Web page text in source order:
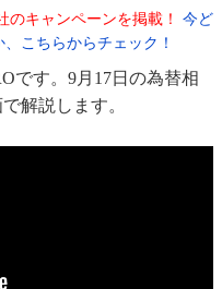
キャンペーンを掲載！
今ど
こちらからチェック！
です。9月17日の為替相
解説します。